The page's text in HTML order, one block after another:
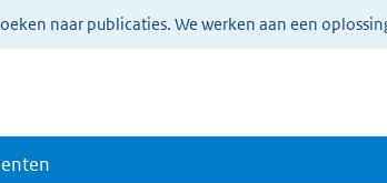
naar publicaties. We werken aan een